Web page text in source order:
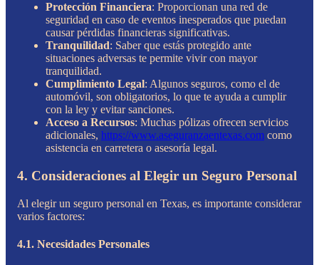
Protección Financiera: Proporcionan una red de
seguridad en caso de eventos inesperados que puedan
causar pérdidas financieras significativas.
Tranquilidad: Saber que estás protegido ante
situaciones adversas te permite vivir con mayor
tranquilidad.
Cumplimiento Legal: Algunos seguros, como el de
automóvil, son obligatorios, lo que te ayuda a cumplir
con la ley y evitar sanciones.
Acceso a Recursos: Muchas pólizas ofrecen servicios
adicionales, https://www.aseguranzaentexas.com como
asistencia en carretera o asesoría legal.
4. Consideraciones al Elegir un Seguro Personal
Al elegir un seguro personal en Texas, es importante considerar
varios factores:
4.1. Necesidades Personales